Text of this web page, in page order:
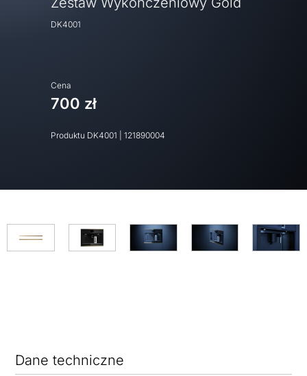
DK4001
Cena
700 zł
Produktu DK4001 121890004
Dane techniczne